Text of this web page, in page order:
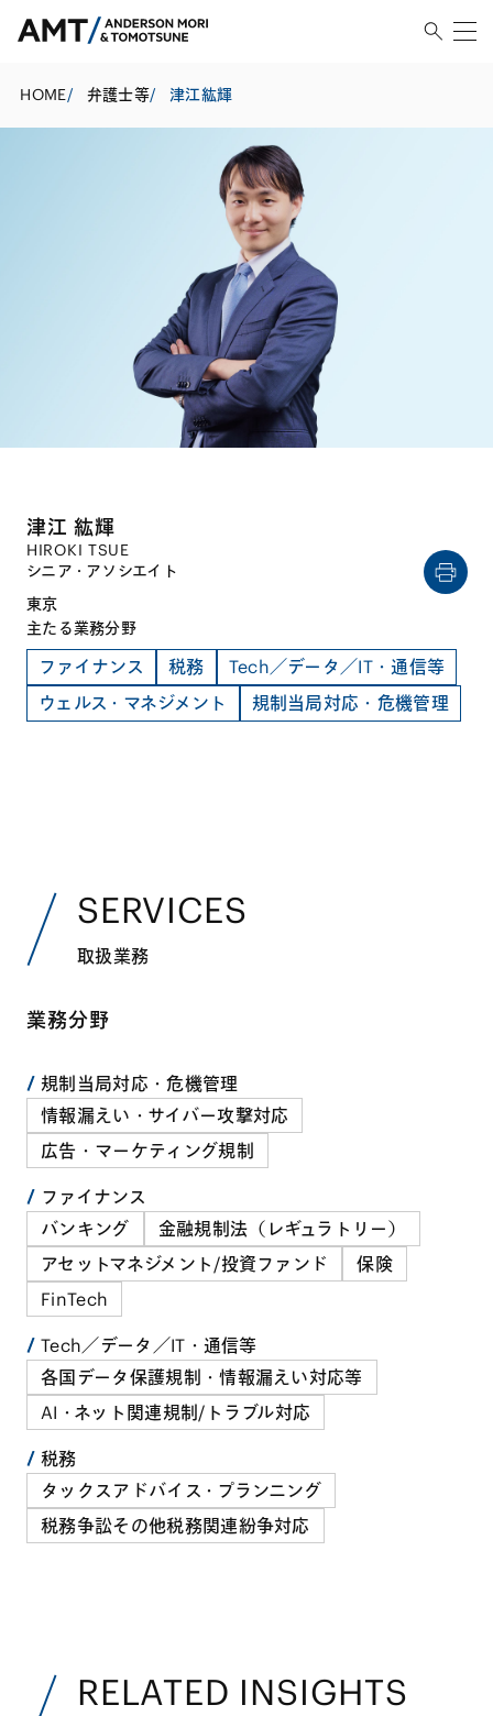
HOME/ 弁護士等/ 津江紘輝
津江 紘輝
HIROKI TSUE
シニア・アソシエイト
東京
主たる業務分野
ファイナンス 税務
Tech／データ／IT・通信等
ウェルス・マネジメント
規制当局対応・危機管理
SERVICES
取扱業務
業務分野
規制当局対応・危機管理
情報漏えい・サイバー攻撃対応
広告・マーケティング規制
ファイナンス
バンキング
金融規制法（レギュラトリー）
アセットマネジメント/投資ファンド
保険
FinTech
Tech／データ／IT・通信等
各国データ保護規制・情報漏えい対応等
AI・ネット関連規制/トラブル対応
税務
タックスアドバイス・プランニング
税務争訟その他税務関連紛争対応
RELATED INSIGHTS